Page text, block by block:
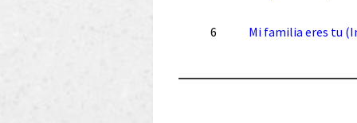
6 Mi familia eres tu